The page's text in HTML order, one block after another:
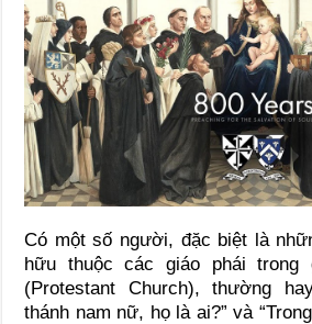
Có một số người, đặc biệt là
hữu thuộc các giáo phái trong
(Protestant Church), thường
thánh nam nữ, họ là ai?” và